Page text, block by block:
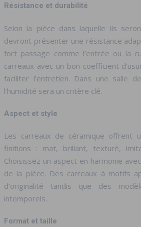
Résistance et durabilité
Selon la pièce dans laquelle ils
devront présenter une résistance
fort passage comme l’entrée ou la
carreaux avec un bon coefficient
faciliter l’entretien. Dans une salle
l’humidité sera un critère clé.
Aspect et style
Les carreaux de céramique offrent
finitions : mat, brillant, texturé,
Choisissez un aspect en harmonie
de la pièce. Des carreaux à motifs
d’originalité tandis que des
intemporels.
Format et taille